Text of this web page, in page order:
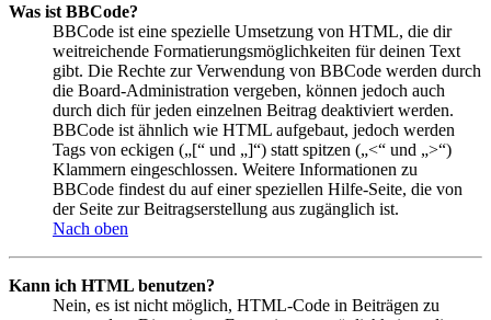
Was ist BBCode?
BBCode ist eine spezielle Umsetzung von HTML, die dir
weitreichende Formatierungsmöglichkeiten für deinen Text
gibt. Die Rechte zur Verwendung von BBCode werden durch
die Board-Administration vergeben, können jedoch auch
durch dich für jeden einzelnen Beitrag deaktiviert werden.
BBCode ist ähnlich wie HTML aufgebaut, jedoch werden
Tags von eckigen („[“ und „]“) statt spitzen („<“ und „>“)
Klammern eingeschlossen. Weitere Informationen zu
BBCode findest du auf einer speziellen Hilfe-Seite, die von
der Seite zur Beitragserstellung aus zugänglich ist.
Nach oben
Kann ich HTML benutzen?
Nein, es ist nicht möglich, HTML-Code in Beiträgen zu